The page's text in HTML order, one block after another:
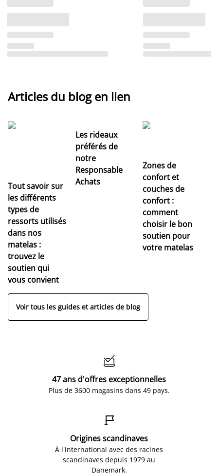
Articles du blog en lien
Tout savoir sur
les différents
types de
ressorts utilisés
dans nos
matelas :
trouvez le
soutien qui
vous convient
Les rideaux
préférés de
notre
Responsable
Achats
Zones de
confort et
couches de
confort :
comment
choisir le bon
soutien pour
votre matelas
Voir tous les guides et articles de blog

47 ans d'offres exceptionnelles
Plus de 3600 magasins dans 49 pays.

Origines scandinaves
À l'international avec des racines
scandinaves depuis 1979 au
Danemark.